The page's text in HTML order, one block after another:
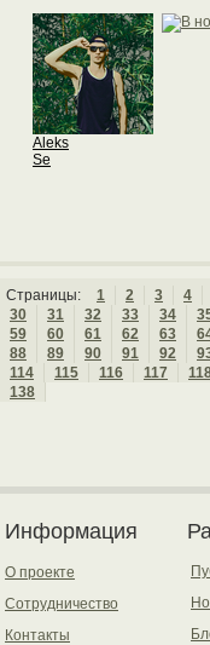
Aleks
Se
Страницы: 1 2 3 4
30
31 32 33 34
59
60 61 62 63
88
89 90 91 92
114
115 116 117
138
Информация
О проекте
Сотрудничество
Контакты